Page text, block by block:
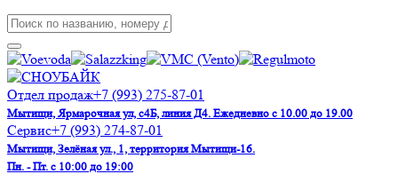
Отдел продаж+7 (993) 275-87-01
Мытищи, Ярмарочная ул, с4Б, линия Д4. Ежедневно с 10.00 до 19.00
Сервис+7 (993) 274-87-01
Мытищи, Зелёная ул., 1, территория Мытищи-16.
Пн. - Пт. с 10:00 до 19:00